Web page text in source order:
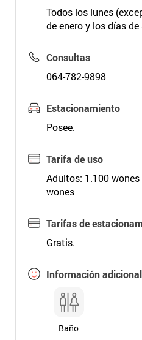
Todos los lunes
de enero y los días
Consultas
064-782-9898
Estacionamiento
Posee.
Tarifa de uso
Adultos: 1.100
wones
Tarifas de
Gratis.
Información adicional
Baño